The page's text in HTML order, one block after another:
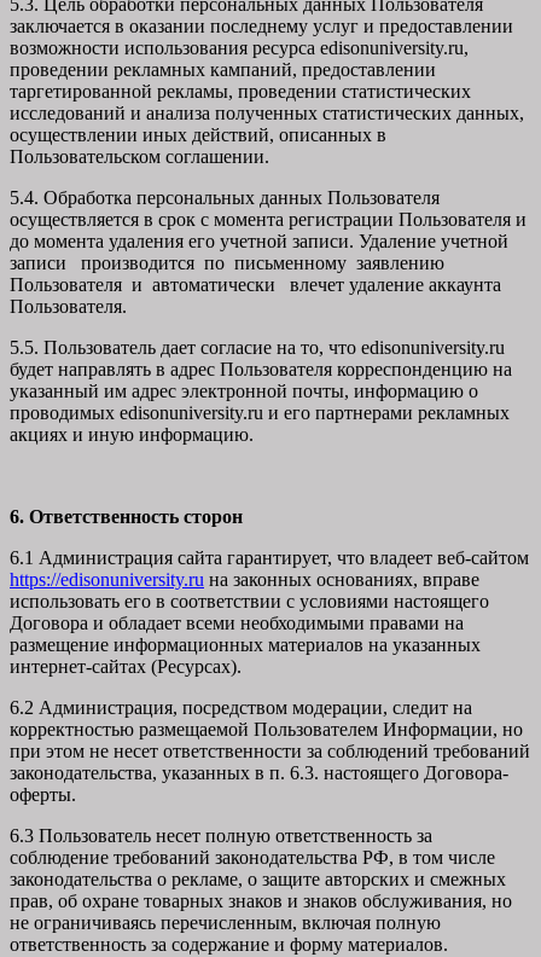
5.3. Цель обработки персональных данных Пользователя
заключается в оказании последнему услуг и предоставлении
возможности использования ресурса edisonuniversity.ru,
проведении рекламных кампаний, предоставлении
таргетированной рекламы, проведении статистических
исследований и анализа полученных статистических данных,
осуществлении иных действий, описанных в
Пользовательском соглашении.
5.4. Обработка персональных данных Пользователя
осуществляется в срок с момента регистрации Пользователя и
до момента удаления его учетной записи. Удаление учетной
записи производится по письменному заявлению
Пользователя и автоматически влечет удаление аккаунта
Пользователя.
5.5. Пользователь дает согласие на то, что edisonuniversity.ru
будет направлять в адрес Пользователя корреспонденцию на
указанный им адрес электронной почты, информацию о
проводимых edisonuniversity.ru и его партнерами рекламных
акциях и иную информацию.
6. Ответственность сторон
6.1 Администрация сайта гарантирует, что владеет веб-сайтом
https://edisonuniversity.ru на законных основаниях, вправе
использовать его в соответствии с условиями настоящего
Договора и обладает всеми необходимыми правами на
размещение информационных материалов на указанных
интернет-сайтах (Ресурсах).
6.2 Администрация, посредством модерации, следит на
корректностью размещаемой Пользователем Информации, но
при этом не несет ответственности за соблюдений требований
законодательства, указанных в п. 6.3. настоящего Договора-
оферты.
6.3 Пользователь несет полную ответственность за
соблюдение требований законодательства РФ, в том числе
законодательства о рекламе, о защите авторских и смежных
прав, об охране товарных знаков и знаков обслуживания, но
не ограничиваясь перечисленным, включая полную
ответственность за содержание и форму материалов.